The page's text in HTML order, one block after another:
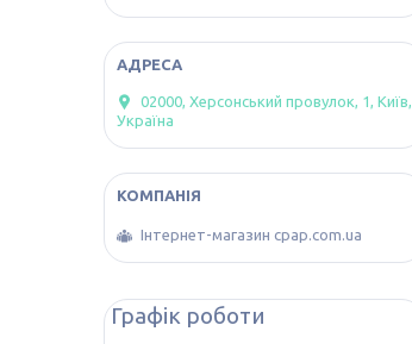
02000, Херсонський провулок, 1, Київ,
Україна
Інтернет-магазин cpap.com.ua
Графік роботи